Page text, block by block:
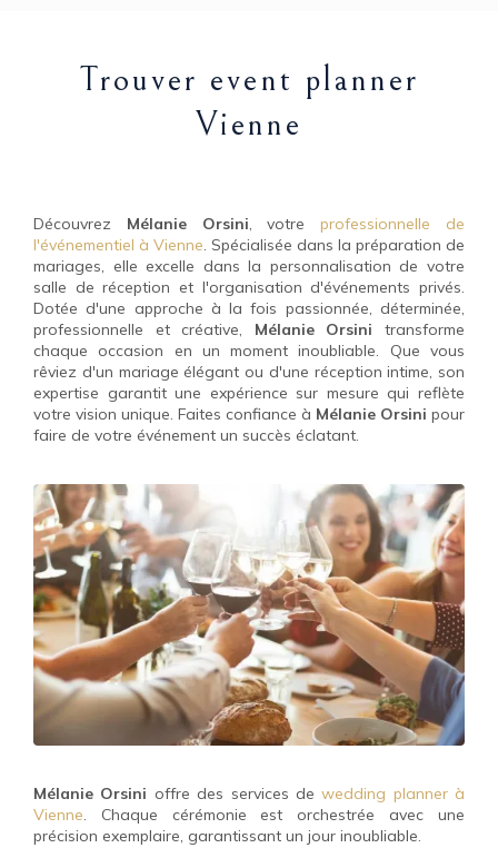
Trouver event planner
Vienne
Découvrez Mélanie Orsini, votre
professionnelle de
l'événementiel à Vienne. Spécialisée dans la préparation de
mariages, elle excelle dans la personnalisation de votre
salle de réception et l'organisation d'événements privés.
Dotée d'une approche à la fois passionnée, déterminée,
professionnelle et créative, Mélanie Orsini transforme
chaque occasion en un moment inoubliable. Que vous
rêviez d'un mariage élégant ou d'une réception intime, son
expertise garantit une expérience sur mesure qui reflète
votre vision unique. Faites confiance à Mélanie Orsini pour
faire de votre événement un succès éclatant.
Mélanie Orsini offre des services dewedding planner à
Vienne. Chaque cérémonie est orchestrée avec une
précision exemplaire, garantissant un jour inoubliable.